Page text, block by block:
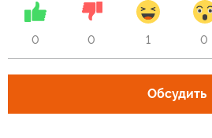
0 0 1 0
Обсудить